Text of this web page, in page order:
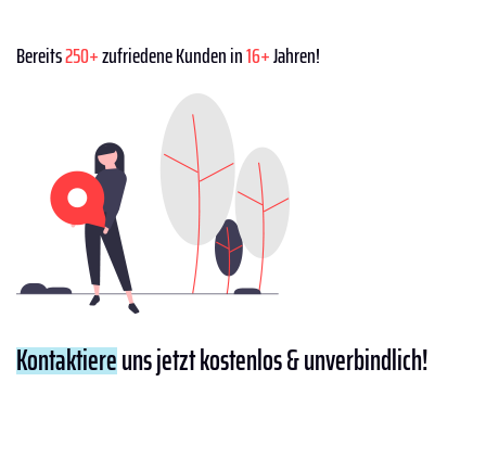
Bereits250+zufriedene Kunden in16+Jahren!
Kontaktiereuns jetzt kostenlos & unverbindlich!